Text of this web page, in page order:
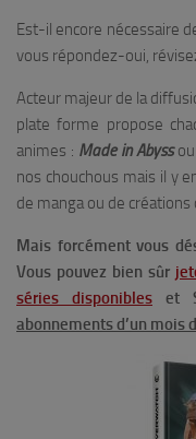
Est-il encore nécessaire
vous répondez-oui,
Acteur majeur de la
plate forme propose
animes : Made in Abyssou
nos chouchous mais il y
de manga ou de
Mais forcément vous
Vous pouvez bien sûr
séries disponibles et
abonnements d’un mois